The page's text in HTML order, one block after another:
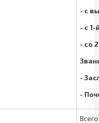
- с
- с 1-
- со
-
-